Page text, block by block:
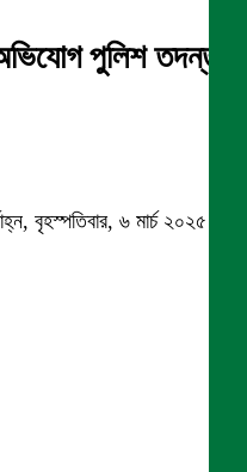
পুলিশ তদন্ত
বৃহস্পতিবার, ৬ মার্চ ২০২৫